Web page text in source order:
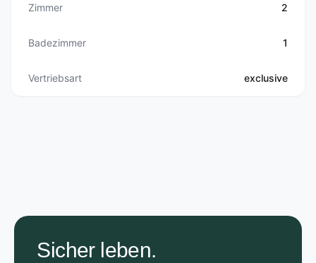
Zimmer 2
Badezimmer 1
Vertriebsart exclusive
Sicher leben.